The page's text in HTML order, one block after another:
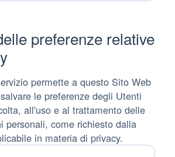
preferenze relative
permette a questo Sito Web
le preferenze degli Utenti
all'uso e al trattamento delle
personali, come richiesto dalla
in materia di privacy.